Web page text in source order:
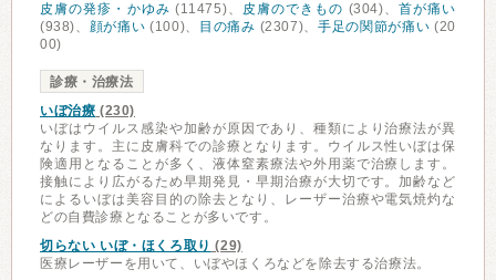
皮膚の発疹・かゆみ (11475)、 皮膚のできもの (304)、首が痛い
(938)、 顔が痛い (100)、 目の痛み (2307)、 手足の関節が痛い (20
00)
診療・治療法
いぼ治療 (230)
いぼはウイルス感染や加齢が原因であり、種類により治療法が異
なります。主に皮膚科での診療となります。ウイルス性いぼは保
険適用となることが多く、液体窒素療法や外用薬で治療します。
接触により広がるため早期発見・早期治療が大切です。加齢など
によるいぼは美容目的の除去となり、レーザー治療や電気焼灼な
どの自費診療となることが多いです。
切らない いぼ・ほくろ取り (29)
医療レーザーを用いて、いぼやほくろなどを除去する治療法。